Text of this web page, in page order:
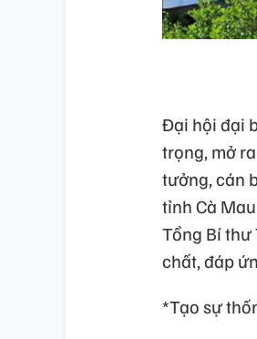
Đại hội đại
trọng, mở
tưởng, cán
tỉnh Cà
Tổng Bí
chất, đáp
*Tạo sự